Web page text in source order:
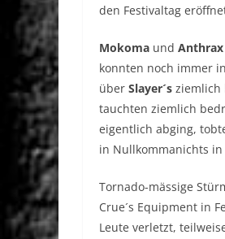
den Festivaltag
Mokoma und Anthrax
konnten noch immer
über Slayer´s ziemlich
tauchten ziemlich
eigentlich abging,
in Nullkommanichts
Tornado-mässige
Crue´s Equipment in
Leute verletzt,